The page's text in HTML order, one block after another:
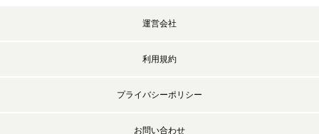
運営会社
利用規約
プライバシーポリシー
お問い合わせ